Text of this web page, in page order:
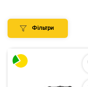
Фільтри